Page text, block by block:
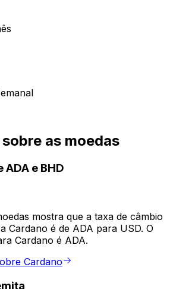
as moedas
e BHD
mostra que a taxa de câmbio
Cardano é de ADA para USD. O
Cardano é ADA.
Cardano